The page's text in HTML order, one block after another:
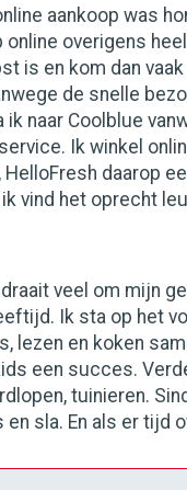
aankoop was
online overigens
is en kom dan
de snelle
ik naar Coolblue
Ik winkel
HelloFresh daarop
vind het oprecht
veel om mijn
Ik sta op het
lezen en koken
een succes.
tuinieren.
sla. En als er tijd